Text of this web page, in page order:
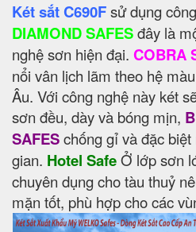
Két sắt C690Fsử dụng
DIAMOND SAFESđây là
nghệ sơn hiện đại. COBRA
nổi vân lịch lãm theo hệ
Âu. Với công nghệ này két
sơn đều, dày và bóng mịn,
SAFESchống gỉ và đặc
gian. Hotel SafeỞ lớp sơn
chuyên dụng cho tàu thuỷ
mặn tốt, phù hợp cho các